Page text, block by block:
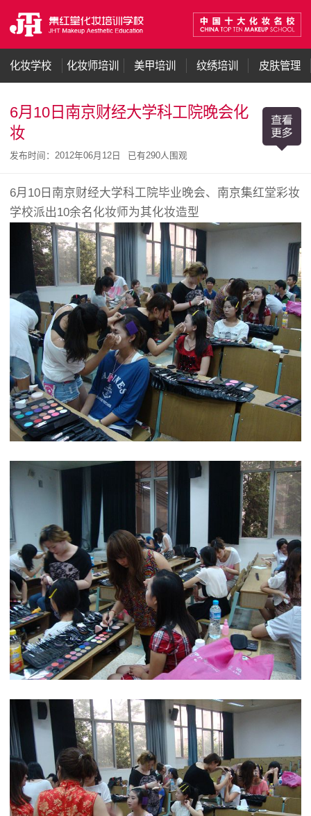
化妆学校 化妆师培训 美甲培训 纹绣培训 皮肤管理
6月10日南京财经大学科工院晚会化
妆
发布时间：2012年06月12日 已有290人围观
6月10日南京财经大学科工院毕业晚会、南京集红堂彩妆
学校派出10余名化妆师为其化妆造型